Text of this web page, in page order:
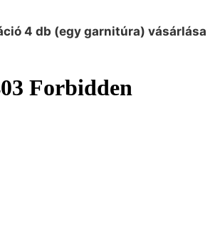
4 db (egy garnitúra) vásárlása